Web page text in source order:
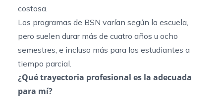
costosa.
Los programas de BSN varían según la escuela,
pero suelen durar más de cuatro años u ocho
semestres, e incluso más para los estudiantes a
tiempo parcial.
¿Qué trayectoria profesional es la adecuada
para mí?